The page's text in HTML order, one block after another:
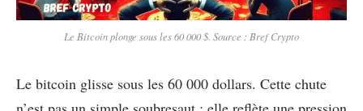
Le Bitcoin plonge sous les 60 000 $. Source : Bref Crypto
Le bitcoin glisse sous les 60 000 dollars. Cette chute